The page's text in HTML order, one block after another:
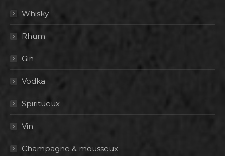
Whisky
Rhum
Gin
Vodka
Spiritueux
Vin
Champagne & mousseux